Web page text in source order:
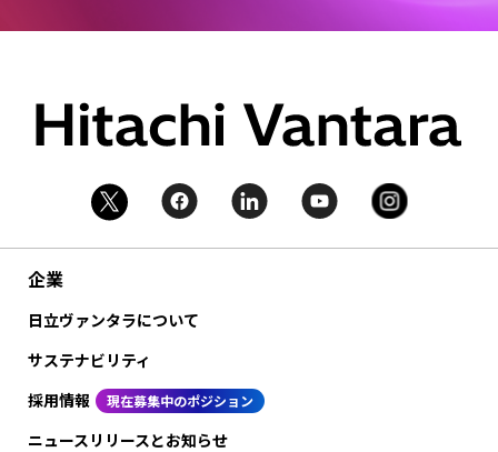
企業
日立ヴァンタラについて
サステナビリティ
採用情報
現在募集中のポジション
ニュースリリースとお知らせ